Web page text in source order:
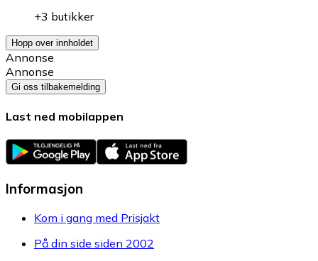
+3 butikker
Hopp over innholdet
Annonse
Annonse
Gi oss tilbakemelding
Last ned mobilappen
Informasjon
Kom i gang med Prisjakt
På din side siden 2002